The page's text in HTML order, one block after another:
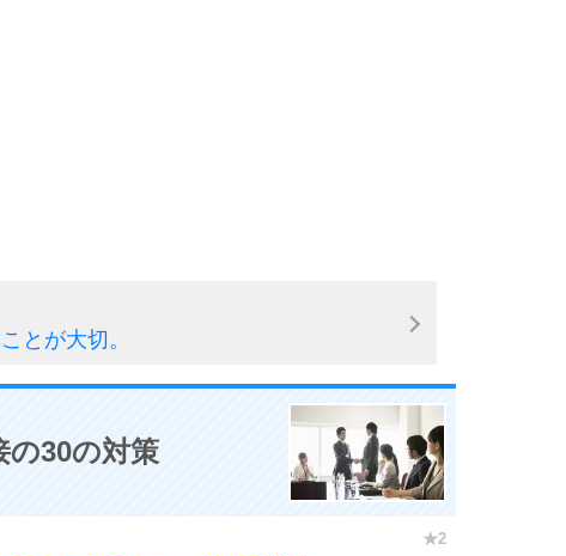
とが大切。
の30の対策